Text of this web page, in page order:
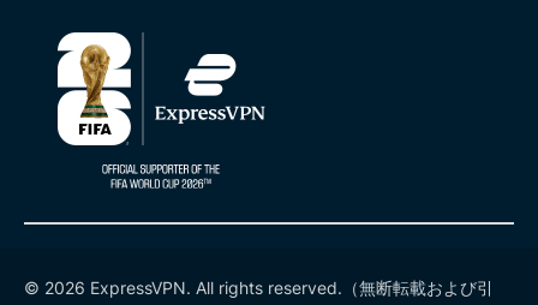
© 2026 ExpressVPN. All rights reserved.（無断転載および引